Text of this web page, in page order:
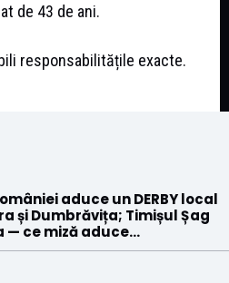
de 43 de ani.
responsabilitățile exacte.
aduce un DERBY local
și Dumbrăvița; Timișul Șag
— ce miză aduce...